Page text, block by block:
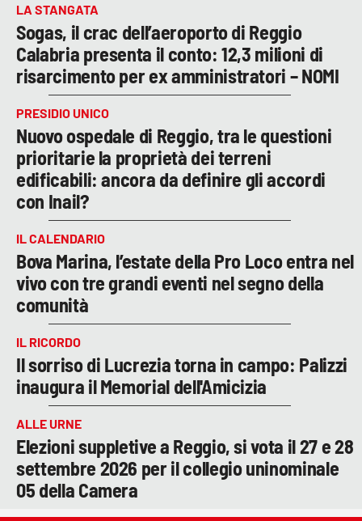
LA STANGATA
Sogas, il crac dell’aeroporto di Reggio
Calabria presenta il conto: 12,3 milioni di
risarcimento per ex amministratori – NOMI
PRESIDIO UNICO
Nuovo ospedale di Reggio, tra le questioni
prioritarie la proprietà dei terreni
edificabili: ancora da definire gli accordi
con Inail?
IL CALENDARIO
Bova Marina, l’estate della Pro Loco entra nel
vivo con tre grandi eventi nel segno della
comunità
IL RICORDO
Il sorriso di Lucrezia torna in campo: Palizzi
inaugura il Memorial dell'Amicizia
ALLE URNE
Elezioni suppletive a Reggio, si vota il 27 e 28
settembre 2026 per il collegio uninominale
05 della Camera